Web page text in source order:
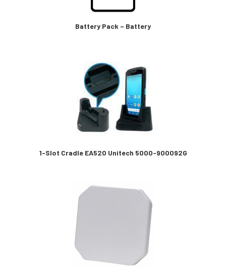
Battery Pack – Battery
1-Slot Cradle EA520 Unitech 5000-900092G